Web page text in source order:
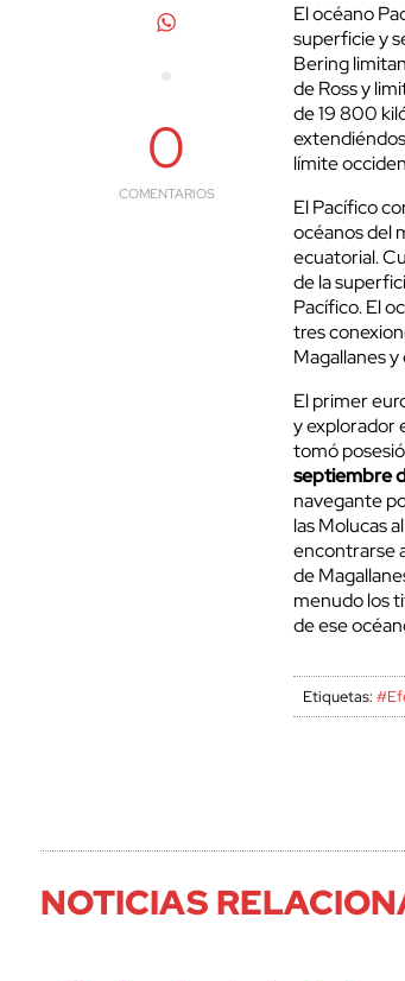
0
COMENTARIOS
El océano
superficie y
Bering
de Ross y
de 19 800
límite
El Pacífico
océanos del
ecuatorial.
de la
Pacífico. El
tres
Magallanes
El primer
y explorador
tomó
septiembre
navegante
las Molucas
encontrarse
de
menudo los
de ese
Etiquetas:
NOTICIAS